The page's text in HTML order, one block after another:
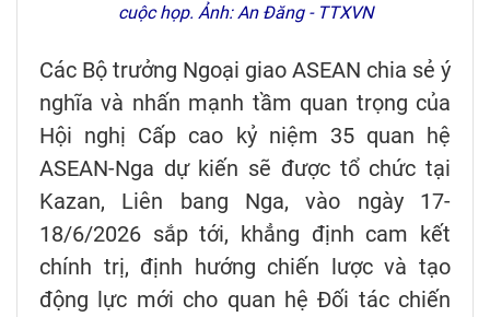
cuộc họp. Ảnh: An Đăng - TTXVN
Các Bộ trưởng Ngoại giao ASEAN chia sẻ ý
nghĩa và nhấn mạnh tầm quan trọng của
Hội nghị Cấp cao kỷ niệm 35 quan hệ
ASEAN-Nga dự kiến sẽ được tổ chức tại
Kazan, Liên bang Nga, vào ngày 17-
18/6/2026 sắp tới, khẳng định cam kết
chính trị, định hướng chiến lược và tạo
động lực mới cho quan hệ Đối tác chiến